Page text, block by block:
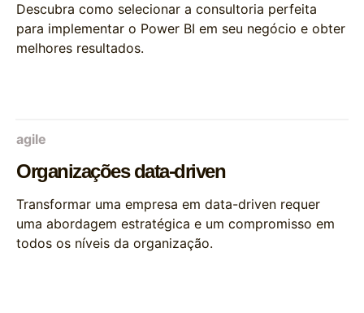
Descubra como selecionar a consultoria perfeita
para implementar o Power BI em seu negócio e obter
melhores resultados.
agile
Organizações data-driven
Transformar uma empresa em data-driven requer
uma abordagem estratégica e um compromisso em
todos os níveis da organização.